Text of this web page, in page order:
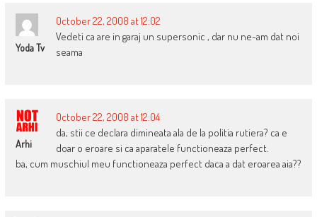
Yoda Tv
October 22, 2008 at 12:02
Vedeti ca are in garaj un supersonic , dar nu ne-am dat noi
seama
Arhi
October 22, 2008 at 12:04
da, stii ce declara dimineata ala de la politia rutiera? ca e
doar o eroare si ca aparatele functioneaza perfect.
ba, cum muschiul meu functioneaza perfect daca a dat eroarea aia??